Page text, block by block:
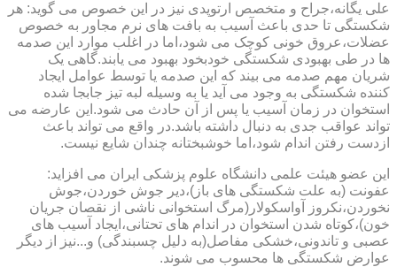
علی یگانه،جراح و متخصص ارتوپدی نیز در این خصوص می گوید: هر
شکستگی تا حدی باعث آسیب به بافت های نرم مجاور به خصوص
عضلات،عروق خونی کوچک می شود،اما در اغلب موارد این صدمه
ها در طی بهبودی شکستگی خودبخود بهبود می یابند.گاهی یک
شریان مهم صدمه می بیند که این صدمه یا توسط عوامل ایجاد
کننده شکستگی به وجود می آید یا به وسیله لبه تیز جابجا شده
استخوان در زمان آسیب یا پس از آن حادث می شود.این عارضه می
تواند عواقب جدی به دنبال داشته باشد.در واقع می تواند باعث
ازدست رفتن اندام شود،اما خوشبختانه چندان شایع نیست.
این عضو هیئت علمی دانشگاه علوم پزشکی ایران می افزاید:
عفونت (به علت شکستگی های باز)،دیر جوش خوردن،جوش
نخوردن،نکروز آواسکولار(مرگ استخوانی ناشی از نقصان جریان
خون)،کوتاه شدن استخوان در اندام های تحتانی،ایجاد آسیب های
عصبی و تاندونی،خشکی مفاصل(به دلیل چسبندگی) و...نیز از دیگر
عوارض شکستگی ها محسوب می شوند.